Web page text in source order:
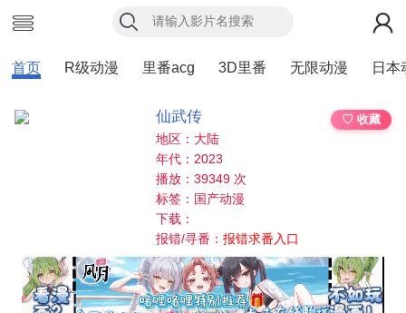
首页 R级动漫 里番acg 3D里番 无限动漫 日本
仙武传
♡ 收藏
地区：大陆
年代：2023
播放：39349 次
标签：国产动漫
下载：
报错/寻番：报错求番入口